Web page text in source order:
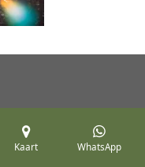
Kaart WhatsApp